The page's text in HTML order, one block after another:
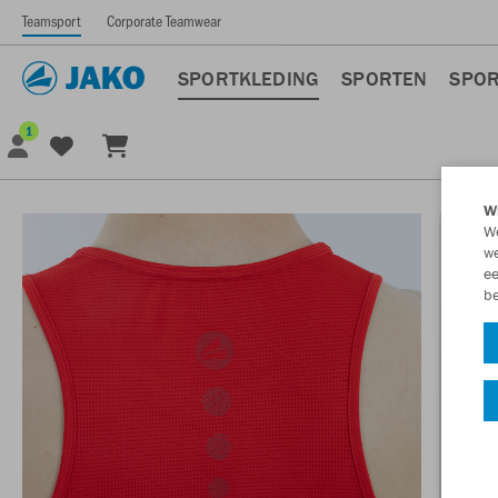
Teamsport Corporate Teamwear
SPORTKLEDING SPORTEN
1